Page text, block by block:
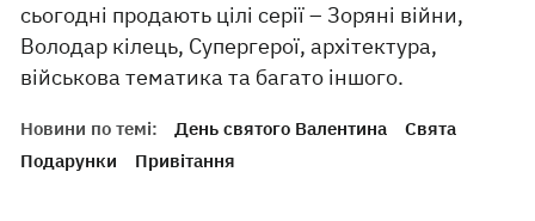
сьогодні продають цілі серії – Зоряні війни,
Володар кілець, Супергерої, архітектура,
військова тематика та багато іншого.
Новини по темі: День святого Валентина
Свята
Подарунки
Привітання